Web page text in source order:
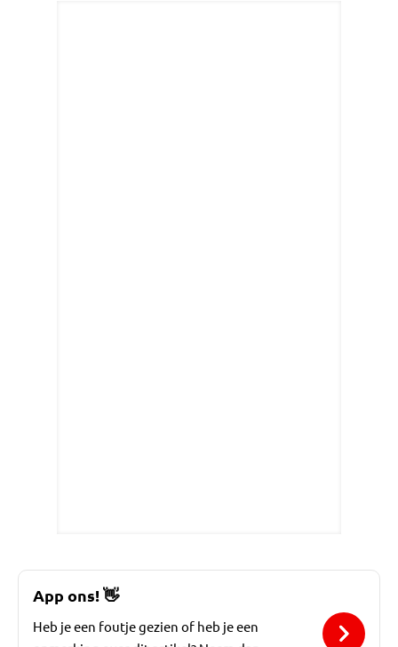
App ons!👋
Heb je een foutje gezien of heb je een